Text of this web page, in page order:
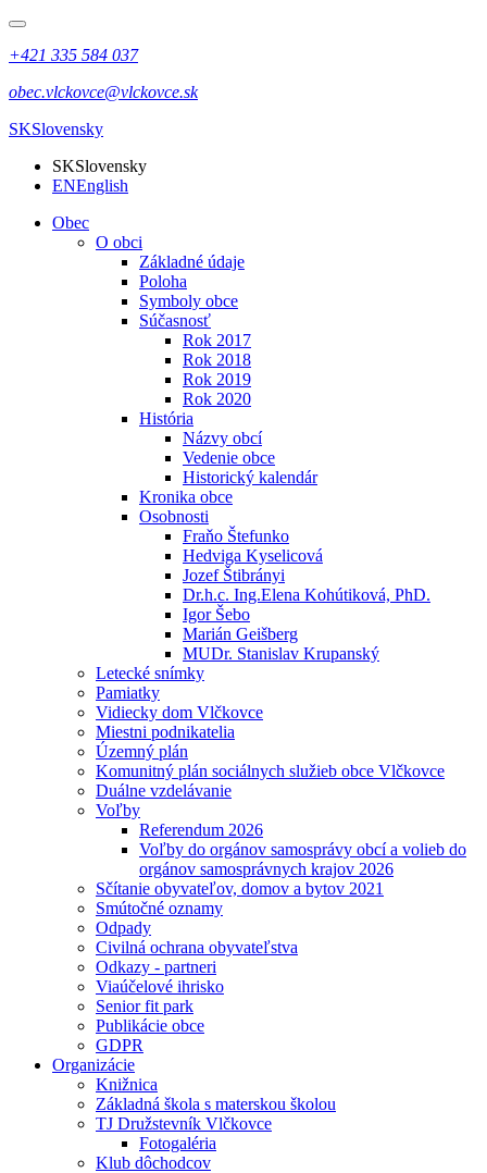
+421 335 584 037
obec.vlckovce@vlckovce.sk
SKSlovensky
SKSlovensky
ENEnglish
Obec
O obci
Základné údaje
Poloha
Symboly obce
Súčasnosť
Rok 2017
Rok 2018
Rok 2019
Rok 2020
História
Názvy obcí
Vedenie obce
Historický kalendár
Kronika obce
Osobnosti
Fraňo Štefunko
Hedviga Kyselicová
Jozef Štibrányi
Dr.h.c. Ing.Elena Kohútiková, PhD.
Igor Šebo
Marián Geišberg
MUDr. Stanislav Krupanský
Letecké snímky
Pamiatky
Vidiecky dom Vlčkovce
Miestni podnikatelia
Územný plán
Komunitný plán sociálnych služieb obce Vlčkovce
Duálne vzdelávanie
Voľby
Referendum 2026
Voľby do orgánov samosprávy obcí a volieb do
orgánov samosprávnych krajov 2026
Sčítanie obyvateľov, domov a bytov 2021
Smútočné oznamy
Odpady
Civilná ochrana obyvateľstva
Odkazy - partneri
Viaúčelové ihrisko
Senior fit park
Publikácie obce
GDPR
Organizácie
Knižnica
Základná škola s materskou školou
TJ Družstevník Vlčkovce
Fotogaléria
Klub dôchodcov